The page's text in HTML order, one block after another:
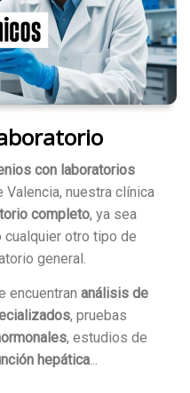
con laboratorios
nuestra clínica
completo, ya sea
otro tipo de
general.
encuentran análisis de
, pruebas
, estudios de
hepática...